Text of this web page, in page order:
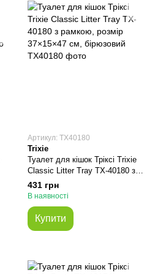
Артикул: TX40180
Trixie
Туалет для кішок Тріксі Trixie
Classic Litter Tray TX-40180 з
рамкою, розмір 37×15×47 см,
бірюзовий
431 грн
В наявності
Купити